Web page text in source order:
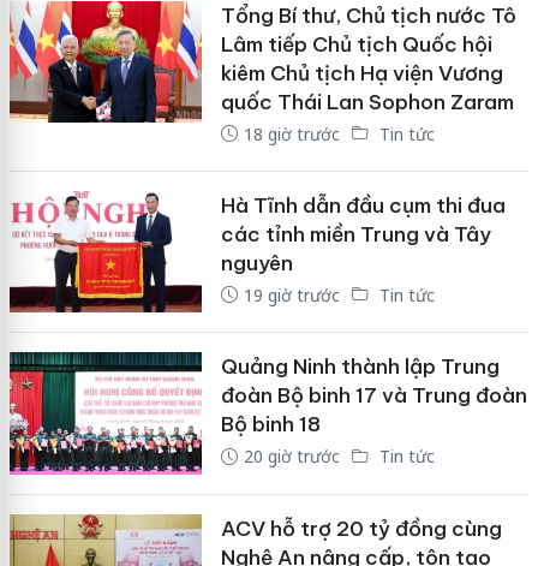
Tổng Bí thư, Chủ tịch nước Tô
Lâm tiếp Chủ tịch Quốc hội
kiêm Chủ tịch Hạ viện Vương
quốc Thái Lan Sophon Zaram
18 giờ trước Tin tức
Hà Tĩnh dẫn đầu cụm thi đua
các tỉnh miền Trung và Tây
nguyên
19 giờ trước Tin tức
Quảng Ninh thành lập Trung
đoàn Bộ binh 17 và Trung đoàn
Bộ binh 18
20 giờ trước Tin tức
ACV hỗ trợ 20 tỷ đồng cùng
Nghệ An nâng cấp, tôn tạo